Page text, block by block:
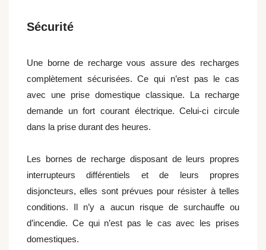
Sécurité
Une borne de recharge vous assure des recharges
complètement sécurisées. Ce qui n’est pas le cas
avec une prise domestique classique. La recharge
demande un fort courant électrique. Celui-ci circule
dans la prise durant des heures.
Les bornes de recharge disposant de leurs propres
interrupteurs différentiels et de leurs propres
disjoncteurs, elles sont prévues pour résister à telles
conditions. Il n’y a aucun risque de surchauffe ou
d’incendie. Ce qui n’est pas le cas avec les prises
domestiques.